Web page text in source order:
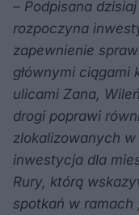
– Podpisana
rozpoczyna
zapewnienie
głównymi ciągami
ulicami Zana,
drogi poprawi
zlokalizowanych
inwestycja dla
Rury, którą
spotkań w ramach